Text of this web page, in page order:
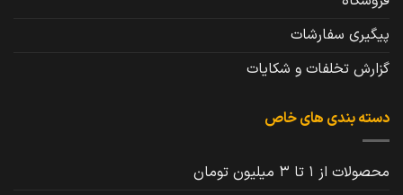
پیگیری سفارشات
گزارش تخلفات و شکایات
دسته بندی های خاص
محصولات از 1 تا 3 میلیون تومان